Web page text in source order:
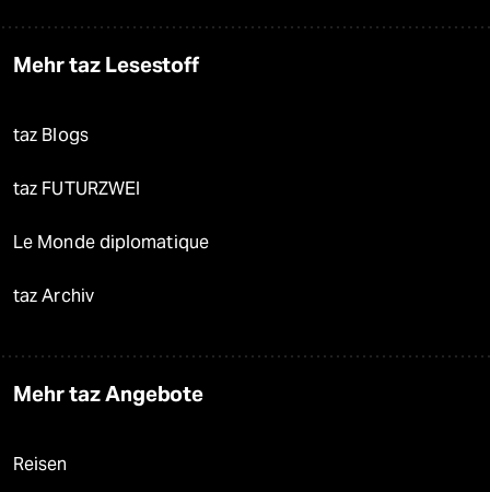
Mehr taz Lesestoff
taz Blogs
taz FUTURZWEI
Le Monde diplomatique
taz Archiv
Mehr taz Angebote
Reisen